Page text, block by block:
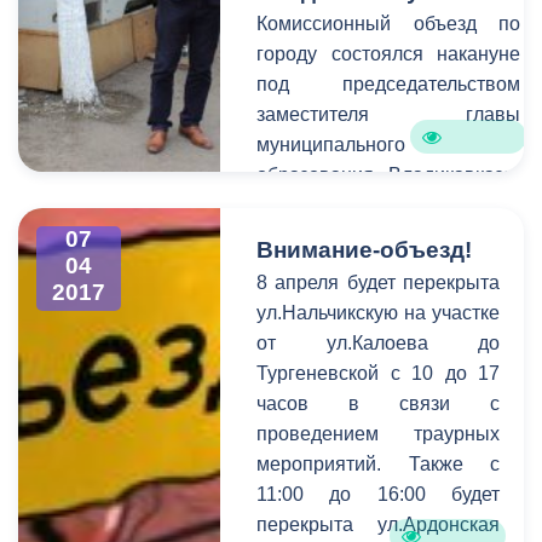
благотворительный фонд
представителями
республиканских школ и
председателя
Правительства Ирбек
Томаев, министр спорта
Хасан Бароев,
олимпийская чемпионка
Аида Шанаева, депутат
Парламента РСО-Алании
Геннадий Родионов,
начальник
антинаркотической
Комиссионный объезд по
городу состоялся накануне
под председательством
заместителя главы
муниципального
образования Владикавказа-
города Чермена Зангиева.
Предметом объезда стали
основные проблемные точки
в благоустройстве города.
Вместе с руководителем
административной комиссии
столицу республики
инспектировали
руководители
подразделений
07
04
2017
Внимание-объезд!
8 апреля будет перекрыта
ул.Нальчикскую на участке
от ул.Калоева до
Тургеневской с 10 до 17
часов в связи с
проведением траурных
мероприятий. Также с
11:00 до 16:00 будет
перекрыта ул.Ардонская